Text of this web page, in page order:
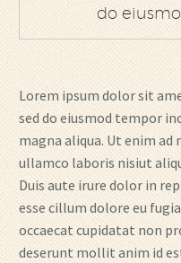
do
Lorem ipsum dolor sit
sed do eiusmod tempor
magna aliqua. Ut enim
ullamco laboris nisiut
Duis aute irure dolor in
esse cillum dolore eu
occaecat cupidatat non
deserunt mollit anim id